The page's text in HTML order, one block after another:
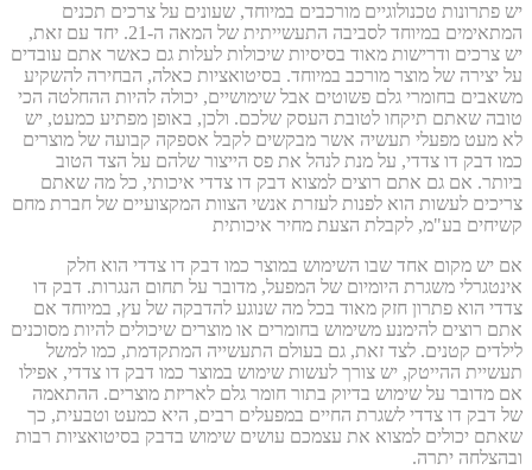
יש פתרונות טכנולוגיים מורכבים במיוחד, שעונים על צרכים תכנים
המתאימים במיוחד לסביבה התעשייתית של המאה ה-21. יחד עם זאת,
יש צרכים ודרישות מאוד בסיסיות שיכולות לעלות גם כאשר אתם עובדים
על יצירה של מוצר מורכב במיוחד. בסיטואציות כאלה, הבחירה להשקיע
משאבים בחומרי גלם פשוטים אבל שימושיים, יכולה להיות ההחלטה הכי
טובה שאתם תיקחו לטובת העסק שלכם. ולכן, באופן מפתיע כמעט, יש
לא מעט מפעלי תעשיה אשר מבקשים לקבל אספקה קבועה של מוצרים
כמו דבק דו צדדי, על מנת לנהל את פס הייצור שלהם על הצד הטוב
ביותר. אם גם אתם רוצים למצוא דבק דו צדדי איכותי, כל מה שאתם
צריכים לעשות הוא לפנות לעזרת אנשי הצוות המקצועיים של חברת מחם
קשיחים בע"מ, לקבלת הצעת מחיר איכותית
אם יש מקום אחד שבו השימוש במוצר כמו דבק דו צדדי הוא חלק
אינטגרלי משגרת היומיום של המפעל, מדובר על תחום הנגרות. דבק דו
צדדי הוא פתרון חזק מאוד בכל מה שנוגע להדבקה של עץ, במיוחד אם
אתם רוצים להימנע משימוש בחומרים או מוצרים שיכולים להיות מסוכנים
לילדים קטנים. לצד זאת, גם בעולם התעשייה המתקדמת, כמו למשל
תעשיית ההייטק, יש צורך לעשות שימוש במוצר כמו דבק דו צדדי, אפילו
אם מדובר על שימוש בדיוק בתור חומר גלם לאריזת מוצרים. ההתאמה
של דבק דו צדדי לשגרת החיים במפעלים רבים, היא כמעט וטבעית, כך
שאתם יכולים למצוא את עצמכם עושים שימוש בדבק בסיטואציות רבות
ובהצלחה יתרה.